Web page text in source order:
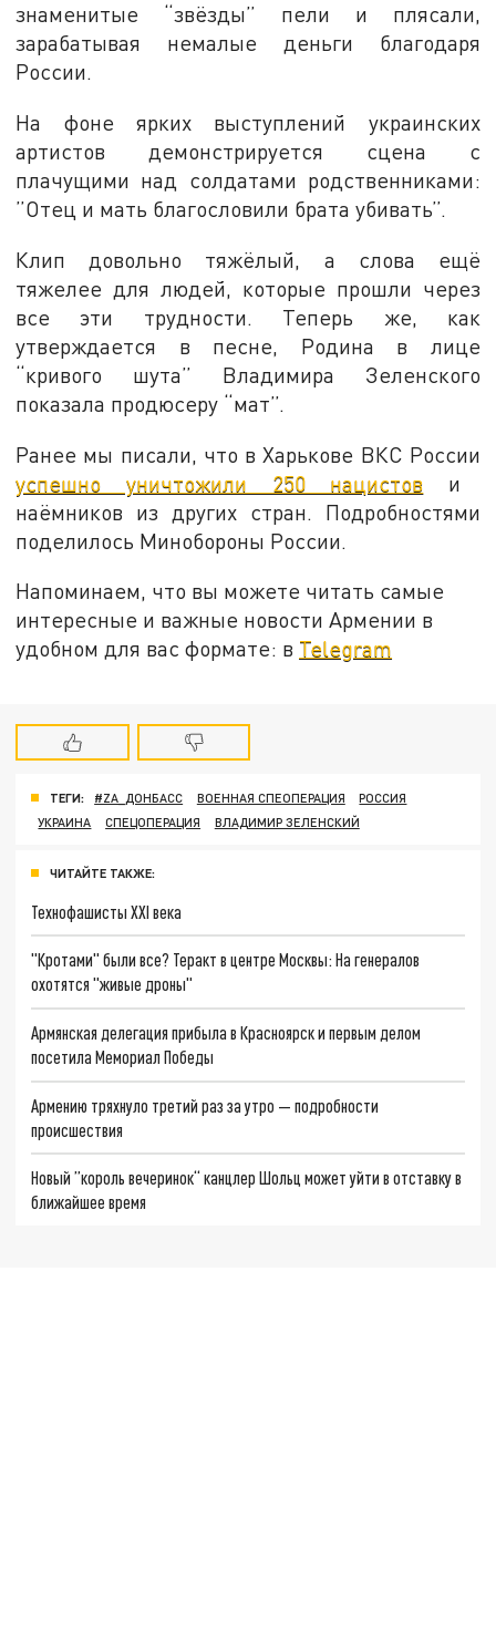
знаменитые “звёзды” пели и плясали,
зарабатывая немалые деньги благодаря
России.
На фоне ярких выступлений украинских
артистов демонстрируется сцена с
плачущими над солдатами родственниками:
”Отец и мать благословили брата убивать”.
Клип довольно тяжёлый, а слова ещё
тяжелее для людей, которые прошли через
все эти трудности. Теперь же, как
утверждается в песне, Родина в лице
“кривого шута” Владимира Зеленского
показала продюсеру “мат”.
Ранее мы писали, что в Харькове ВКС России
успешно уничтожили 250 нацистов и
наёмников из других стран. Подробностями
поделилось Минобороны России.
Напоминаем, что вы можете читать самые
интересные и важные новости Армении в
удобном для вас формате: в Telegram
ТЕГИ: #ZA_ДОНБАСС ВОЕННАЯ СПЕОПЕРАЦИЯ
РОССИЯ
УКРАИНА
СПЕЦОПЕРАЦИЯ ВЛАДИМИР ЗЕЛЕНСКИЙ
ЧИТАЙТЕ ТАКЖЕ:
Технофашисты XXI века
"Кротами" были все? Теракт в центре Москвы: На генералов
охотятся "живые дроны"
Армянская делегация прибыла в Красноярск и первым делом
посетила Мемориал Победы
Армению тряхнуло третий раз за утро — подробности
происшествия
Новый ”король вечеринок“ канцлер Шольц может уйти в отставку в
ближайшее время